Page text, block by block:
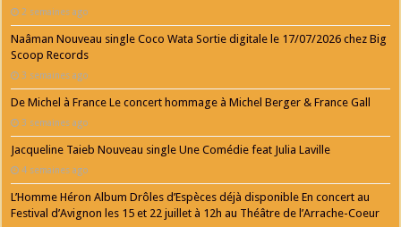
2 semaines ago
Naâman Nouveau single Coco Wata Sortie digitale le 17/07/2026 chez Big
Scoop Records
3 semaines ago
De Michel à France Le concert hommage à Michel Berger & France Gall
3 semaines ago
Jacqueline Taieb Nouveau single Une Comédie feat Julia Laville
4 semaines ago
L’Homme Héron Album Drôles d’Espèces déjà disponible En concert au
Festival d’Avignon les 15 et 22 juillet à 12h au Théâtre de l’Arrache-Coeur